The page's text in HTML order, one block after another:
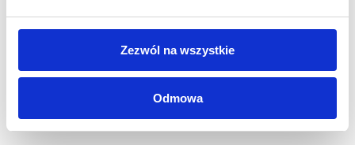
Zezwól na wszystkie
Odmowa
Grafika do podświetleń drukowana na Poliester Backlit
Idealnie podświetlona i nasycona grafika
Druk w rozdzielczości 1440 dpi